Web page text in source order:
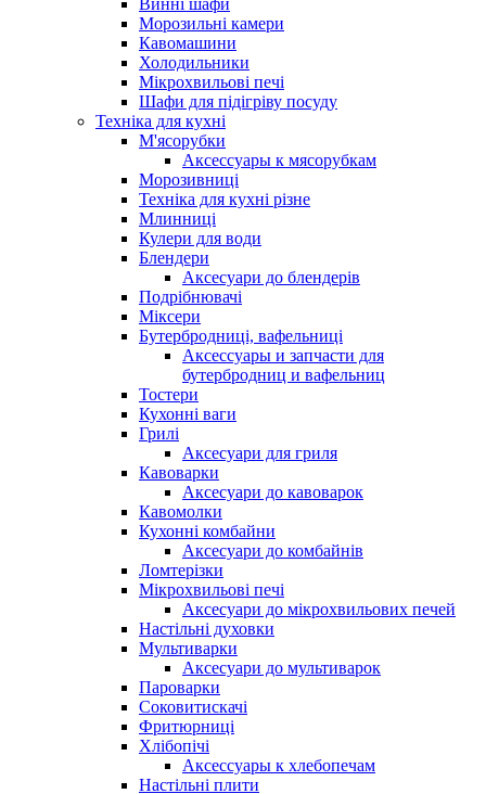
Винні шафи
Морозильні камери
Кавомашини
Холодильники
Мікрохвильові печі
Шафи для підігріву посуду
Техніка для кухні
М'ясорубки
Аксессуары к мясорубкам
Морозивниці
Техніка для кухні різне
Млинниці
Кулери для води
Блендери
Аксесуари до блендерів
Подрібнювачі
Міксери
Бутербродниці, вафельниці
Аксессуары и запчасти для
бутербродниц и вафельниц
Тостери
Кухонні ваги
Грилі
Аксесуари для гриля
Кавоварки
Аксесуари до кавоварок
Кавомолки
Кухонні комбайни
Аксесуари до комбайнів
Ломтерізки
Мікрохвильові печі
Аксесуари до мікрохвильових печей
Настільні духовки
Мультиварки
Аксесуари до мультиварок
Пароварки
Соковитискачі
Фритюрниці
Хлібопічі
Аксессуары к хлебопечам
Настільні плити